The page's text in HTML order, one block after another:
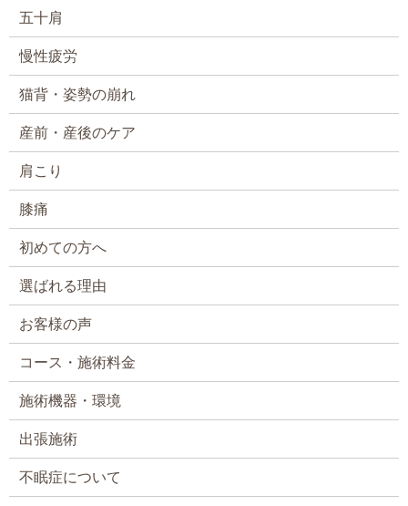
五十肩
慢性疲労
猫背・姿勢の崩れ
産前・産後のケア
肩こり
膝痛
初めての方へ
選ばれる理由
お客様の声
コース・施術料金
施術機器・環境
出張施術
不眠症について